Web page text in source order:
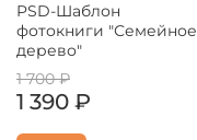
PSD-Шаблон
фотокниги "Семейное
дерево"
1 700 ₽
1 390 ₽